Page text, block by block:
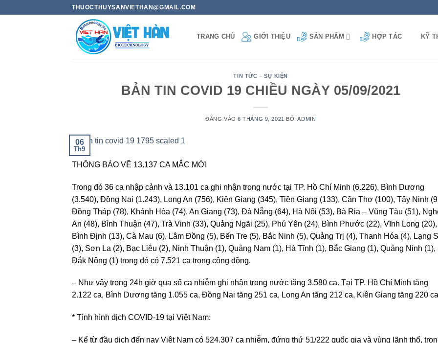
THUOCTHUYSANVIETHAN@GMAIL.COM
TRANG CHỦ GIỚI THIỆU SẢN PHẨM HỢP TÁC KỸ
TIN TỨC – SỰ KIỆN
BẢN TIN COVID 19 CHIỀU NGÀY 05/09/2021
ĐĂNG VÀO6 THÁNG 9, 2021 BỞIADMIN
06
Th9
THÔNG BÁO VỀ 13.137 CA MẮC MỚI
Trong đó 36 ca nhập cảnh và 13.101 ca ghi nhận trong nước tại TP. Hồ Chí Minh (6.226), Bình Dương
(3.540), Đồng Nai (1.243), Long An (756), Kiên Giang (345), Tiền Giang (133), Cần Thơ (100), Tây Ninh
Đồng Tháp (78), Khánh Hòa (74), An Giang (73), Đà Nẵng (64), Hà Nội (53), Bà Rịa – Vũng Tàu (51),
An (48), Bình Thuận (47), Trà Vinh (33), Quảng Ngãi (25), Phú Yên (24), Bình Phước (22), Vĩnh Long (20),
Bình Định (13), Cà Mau (6), Lâm Đồng (5), Bến Tre (5), Bắc Ninh (5), Quảng Trị (4), Thanh Hóa (4), Lạng
(3), Sơn La (2), Bạc Liêu (2), Ninh Thuận (1), Quảng Nam (1), Hà Tĩnh (1), Bắc Giang (1), Quảng Ninh (1),
Đắk Nông (1) trong đó có 7.521 ca trong cộng đồng.
– Như vậy trong 24h giờ qua số ca nhiễm ghi nhận trong nước tăng 3.580 ca. Tại TP. Hồ Chí Minh tăng
2.122 ca, Bình Dương tăng 1.055 ca, Đồng Nai tăng 251 ca, Long An tăng 212 ca, Kiên Giang tăng 220
* Tình hình dịch COVID-19 tại Việt Nam:
– Kể từ đầu dịch đến nay Việt Nam có 524.307 ca nhiễm, đứng thứ 51/222 quốc gia và vùng lãnh thổ,